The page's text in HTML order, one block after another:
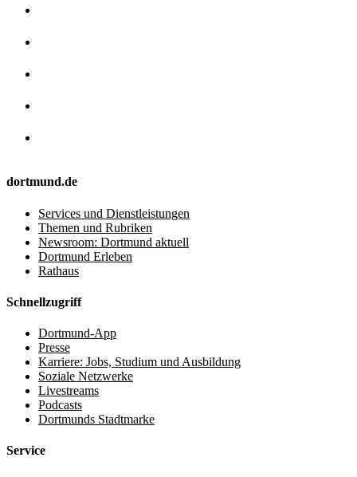
dortmund.de
Services und Dienstleistungen
Themen und Rubriken
Newsroom: Dortmund aktuell
Dortmund Erleben
Rathaus
Schnellzugriff
Dortmund-App
Presse
Karriere: Jobs, Studium und Ausbildung
Soziale Netzwerke
Livestreams
Podcasts
Dortmunds Stadtmarke
Service